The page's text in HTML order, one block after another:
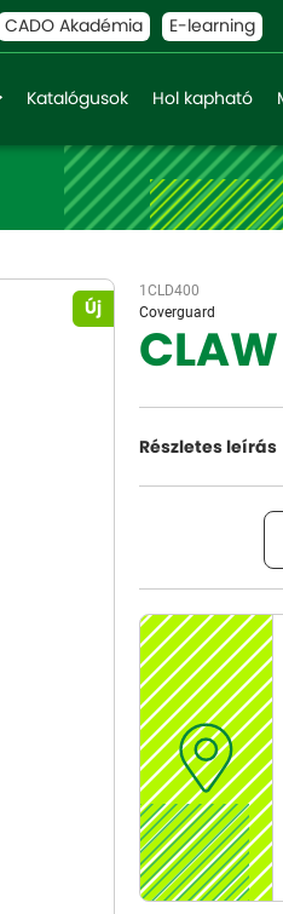
CADO Akadémia E-learning
Katalógusok Hol kapható
Új
1CLD400
Coverguard
Részletes leírás